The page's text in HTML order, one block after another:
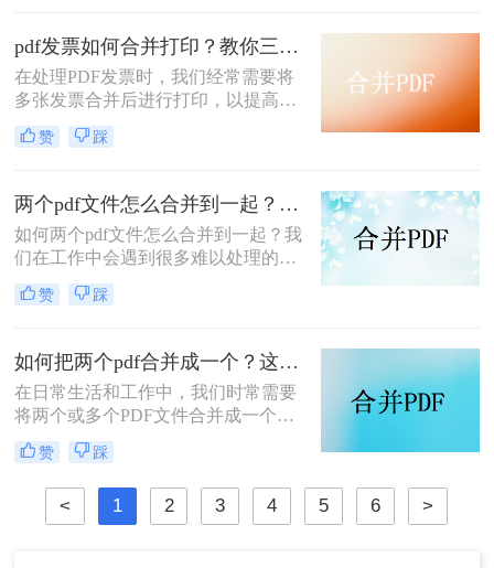
pdf发票如何合并打印？教你三种简单合并方法！
在处理PDF发票时，我们经常需要将
多张发票合并后进行打印，以提高工
作效率和节省纸张。那么PDF发票如
何合并打印呢？以下将介绍三种合并
轻松应对这一需求。
赞 踩
两个pdf文件怎么合并到一起？大家来试试这3种方法吧！
如何两个pdf文件怎么合并到一起？我
们在工作中会遇到很多难以处理的文
件，比如PDF文件，特别是多个PDF
文件合并成一个PDF文件。事实上，
互联网上找到相关的方法。最后，我
们不能达到我们理想的预期。让我们
来看看pdf合并的方法。
赞 踩
如何把两个pdf合并成一个？这4种合并方法很好用！
在日常生活和工作中，我们时常需要
将两个或多个PDF文件合并成一个，
以便于管理、查阅和分享。那么如何
把两个pdf合并成一个呢？本文将介绍
三种常用的PDF合并方法。
赞 踩
< 1 2 3 4 5 6 >